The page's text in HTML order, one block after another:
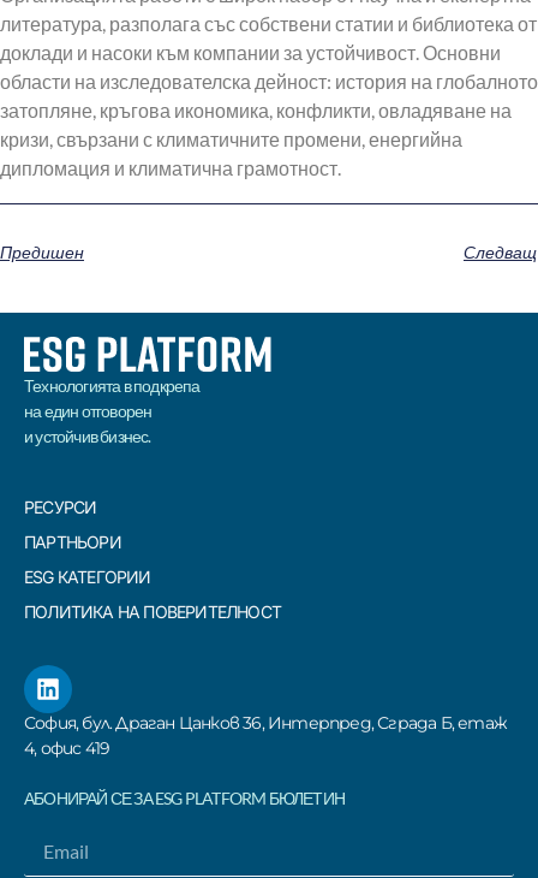
литература, разполага със собствени статии и библиотека от
доклади и насоки към компании за устойчивост. Основни
области на изследователска дейност: история на глобалното
затопляне, кръгова икономика, конфликти, овладяване на
кризи, свързани с климатичните промени, енергийна
дипломация и климатична грамотност.
Предишен Следващ
Технологията в подкрепа
на един отговорен
и устойчив бизнес.
РЕСУРСИ
ПАРТНЬОРИ
ESG КАТЕГОРИИ
ПОЛИТИКА НА ПОВЕРИТЕЛНОСТ
София, бул. Драган Цанков 36, Интерпред, Сграда Б, етаж
4, офис 419
АБОНИРАЙ СЕ ЗА ESG PLATFORM БЮЛЕТИН